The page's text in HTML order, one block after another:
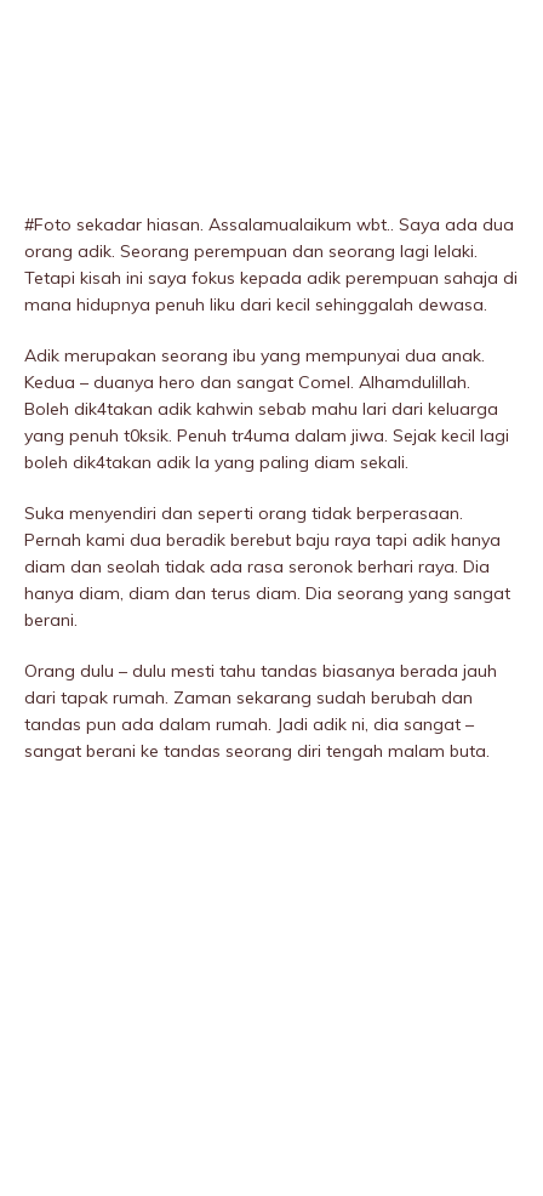
#Foto sekadar hiasan. Assalamualaikum wbt.. Saya ada dua
orang adik. Seorang perempuan dan seorang lagi lelaki.
Tetapi kisah ini saya fokus kepada adik perempuan sahaja di
mana hidupnya penuh liku dari kecil sehinggalah dewasa.
Adik merupakan seorang ibu yang mempunyai dua anak.
Kedua – duanya hero dan sangat Comel. Alhamdulillah.
Boleh dik4takan adik kahwin sebab mahu lari dari keluarga
yang penuh t0ksik. Penuh tr4uma dalam jiwa. Sejak kecil lagi
boleh dik4takan adik la yang paling diam sekali.
Suka menyendiri dan seperti orang tidak berperasaan.
Pernah kami dua beradik berebut baju raya tapi adik hanya
diam dan seolah tidak ada rasa seronok berhari raya. Dia
hanya diam, diam dan terus diam. Dia seorang yang sangat
berani.
Orang dulu – dulu mesti tahu tandas biasanya berada jauh
dari tapak rumah. Zaman sekarang sudah berubah dan
tandas pun ada dalam rumah. Jadi adik ni, dia sangat –
sangat berani ke tandas seorang diri tengah malam buta.